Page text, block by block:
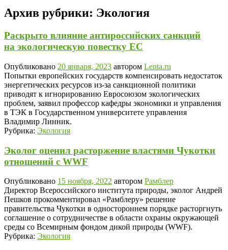
Архив рубрики: Экология
Раскрыто влияние антироссийских санкций
на экологическую повестку ЕС
Опубликовано 20 января, 2023 автором Lenta.ru
Попытки европейских государств компенсировать недостаток
энергетических ресурсов из-за санкционной политики
приводят к игнорированию Евросоюзом экологических
проблем, заявил профессор кафедры экономики и управления
в ТЭК в Государственном университете управления
Владимир Линник.
Рубрика: Экология
Эколог оценил расторжение властями Чукотки
отношений с WWF
Опубликовано 15 ноября, 2022 автором Рамблер
Директор Всероссийского института природы, эколог Андрей
Пешков прокомментировал «Рамблеру» решение
правительства Чукотки в одностороннем порядке расторгнуть
соглашение о сотрудничестве в области охраны окружающей
среды со Всемирным фондом дикой природы (WWF).
Рубрика: Экология